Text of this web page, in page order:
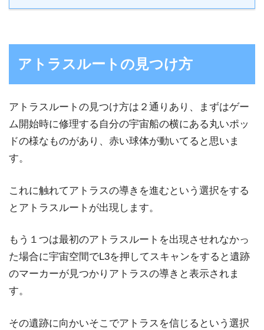
アトラスルートの見つけ方
アトラスルートの見つけ方は２通りあり、まずはゲー
ム開始時に修理する自分の宇宙船の横にある丸いポッ
ドの様なものがあり、赤い球体が動いてると思いま
す。
これに触れてアトラスの導きを進むという選択をする
とアトラスルートが出現します。
もう１つは最初のアトラスルートを出現させれなかっ
た場合に宇宙空間でL3を押してスキャンをすると遺跡
のマーカーが見つかりアトラスの導きと表示されま
す。
その遺跡に向かいそこでアトラスを信じるという選択